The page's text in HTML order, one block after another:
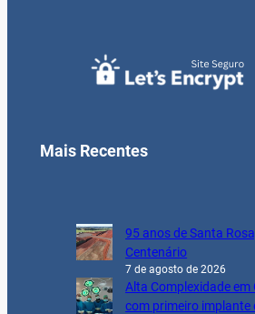
Mais Recentes
95 anos de Santa
Centenário
7 de agosto de 2026
Alta Complexidade
com primeiro implante